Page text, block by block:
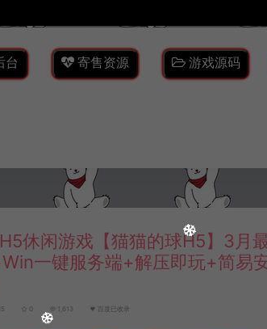
台 寄售资源 游戏源码
休闲游戏【猫猫的球H5】3月
一键服务端+解压即玩+简易
0 1,613 百度已收录